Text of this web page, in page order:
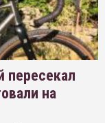
пересекал
на